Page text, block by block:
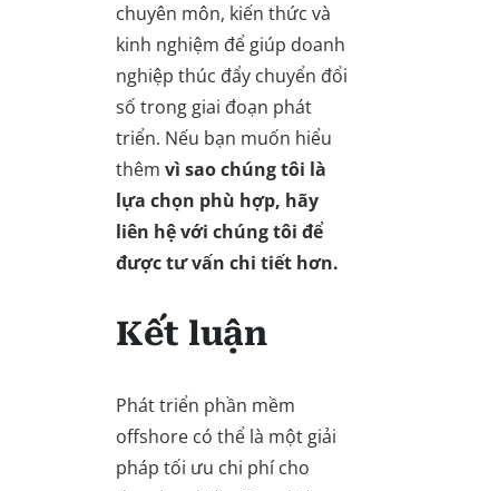
chuyên môn, kiến thức và
kinh nghiệm để giúp doanh
nghiệp thúc đẩy chuyển đổi
số trong giai đoạn phát
triển. Nếu bạn muốn hiểu
thêm vì sao chúng tôi là
lựa chọn phù hợp, hãy
liên hệ với chúng tôi để
được tư vấn chi tiết hơn.
Kết luận
Phát triển phần mềm
offshore có thể là một giải
pháp tối ưu chi phí cho